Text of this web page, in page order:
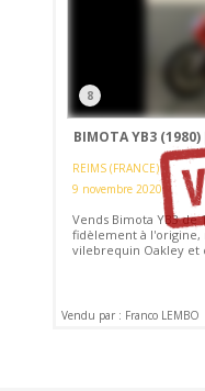
8
BIMOTA YB3 (1980)
REIMS (FRANCE)
9 novembre 2020
Vends Bimota YB3
fidèlement à l'origine,
vilebrequin Oakley et
Vendu par : Franco LEMBO